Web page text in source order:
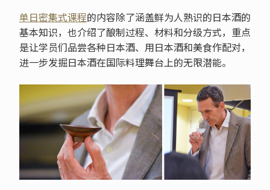
单日密集式课程的内容除了涵盖鲜为人熟识的日本酒的
基本知识，也介绍了酿制过程、材料和分级方式，重点
是让学员们品尝各种日本酒、用日本酒和美食作配对，
进一步发掘日本酒在国际料理舞台上的无限潜能。